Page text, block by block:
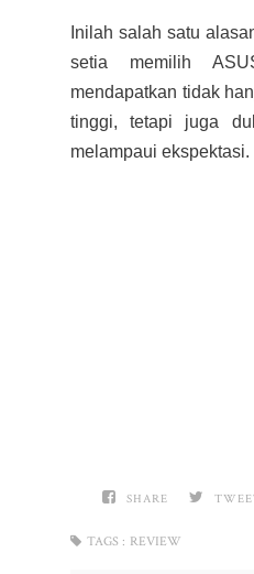
Inilah salah satu
setia memilih
mendapatkan tidak
tinggi, tetapi juga
melampaui ekspektasi.
SHARE
TAGS : REVIEW